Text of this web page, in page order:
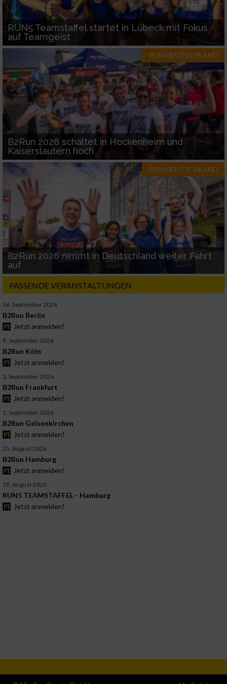
RUN5 Teamstaffel startet in Lübeck mit Fokus
auf Teamgeist
RUN-DEUTSCHLAND
B2Run 2026 schaltet in Hockenheim und
Kaiserslautern hoch
RUN-DEUTSCHLAND
B2Run 2026 nimmt in Deutschland weiter Fahrt
auf
PASSENDE VERANSTALTUNGEN
16. September 2026
B2Run Berlin
Jetzt anmelden!
9. September 2026
B2Run Köln
Jetzt anmelden!
3. September 2026
B2Run Frankfurt
Jetzt anmelden!
1. September 2026
B2Run Gelsenkirchen
Jetzt anmelden!
25. August 2026
B2Run Hamburg
Jetzt anmelden!
19. August 2026
RUN5 TEAMSTAFFEL - Hamburg
Jetzt anmelden!